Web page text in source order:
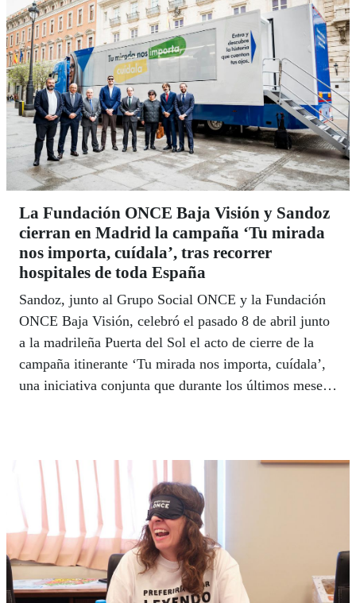
La Fundación ONCE Baja Visión y Sandoz
cierran en Madrid la campaña ‘Tu mirada
nos importa, cuídala’, tras recorrer
hospitales de toda España
Sandoz, junto al Grupo Social ONCE y la Fundación
ONCE Baja Visión, celebró el pasado 8 de abril junto
a la madrileña Puerta del Sol el acto de cierre de la
campaña itinerante ‘Tu mirada nos importa, cuídala’,
una iniciativa conjunta que durante los últimos meses
accesible, humano e inclusivo.